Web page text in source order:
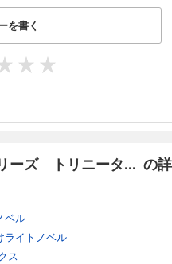
を書く
ーズ トリニータ... の詳
ベル
ライトノベル
ス